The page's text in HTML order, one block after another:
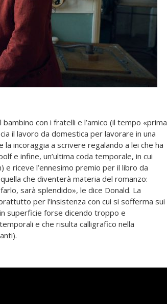
con i fratelli e l’amico (il tempo «prima
il lavoro da domestica per lavorare in una
incoraggia a scrivere regalando a lei che ha
e infine, un’ultima coda temporale, in cui
e riceve l’ennesimo premio per il libro da
che diventerà materia del romanzo:
sarà splendido», le dice Donald. La
per l’insistenza con cui si sofferma sui
superficie forse dicendo troppo e
e che risulta calligrafico nella